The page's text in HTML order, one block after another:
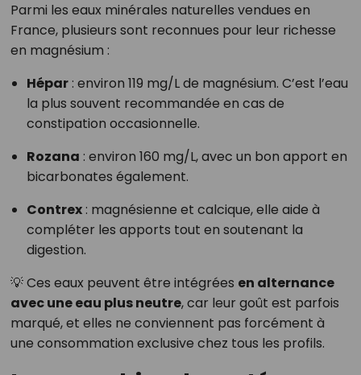
Parmi les eaux minérales naturelles vendues en
France, plusieurs sont reconnues pour leur richesse
en magnésium :
Hépar: environ 119 mg/L de magnésium. C’est l’eau
la plus souvent recommandée en cas de
constipation occasionnelle.
Rozana : environ 160 mg/L, avec un bon apport en
bicarbonates également.
Contrex: magnésienne et calcique, elle aide à
compléter les apports tout en soutenant la
digestion.
💡 Ces eaux peuvent être intégrées en alternance
avec une eau plus neutre, car leur goût est parfois
marqué, et elles ne conviennent pas forcément à
une consommation exclusive chez tous les profils.